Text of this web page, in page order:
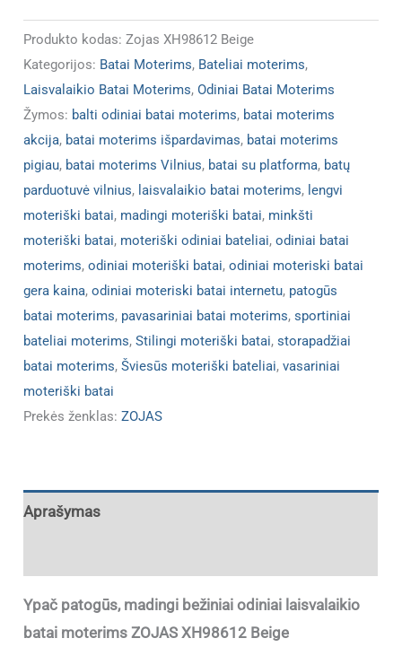
Produkto kodas:Zojas XH98612 Beige
Kategorijos: Batai Moterims, Bateliai moterims,
Laisvalaikio Batai Moterims,Odiniai Batai Moterims
Žymos: balti odiniai batai moterims, batai moterims
akcija, batai moterims išpardavimas, batai moterims
pigiau, batai moterims Vilnius, batai su platforma, batų
parduotuvė vilnius, laisvalaikio batai moterims, lengvi
moteriški batai, madingi moteriški batai, minkšti
moteriški batai, moteriški odiniai bateliai,odiniai batai
moterims,odiniai moteriški batai,odiniai moteriski batai
gera kaina,odiniai moteriski batai internetu, patogūs
batai moterims, pavasariniai batai moterims,sportiniai
bateliai moterims,Stilingi moteriški batai,storapadžiai
batai moterims,Šviesūs moteriški bateliai,vasariniai
moteriški batai
Prekės ženklas:ZOJAS
Aprašymas
Ypač patogūs, madingi bežiniai odiniai laisvalaikio
batai moterimsZOJAS XH98612 Beige